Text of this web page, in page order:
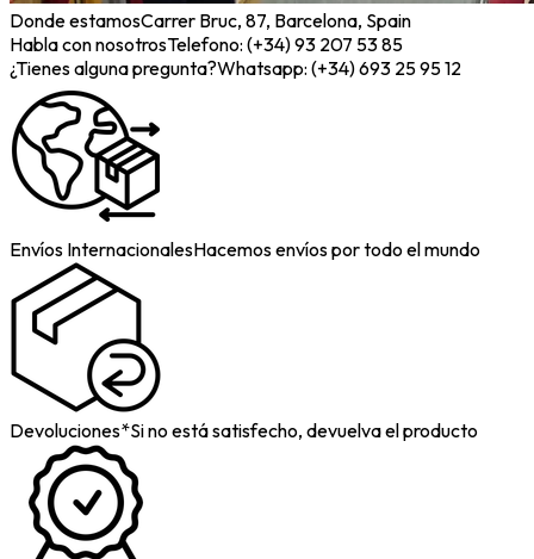
Donde estamosCarrer Bruc, 87, Barcelona, Spain
Habla con nosotrosTelefono: (+34) 93 207 53 85
¿Tienes alguna pregunta?Whatsapp: (+34) 693 25 95 12
Envíos InternacionalesHacemos envíos por todo el mundo
Devoluciones*Si no está satisfecho, devuelva el producto